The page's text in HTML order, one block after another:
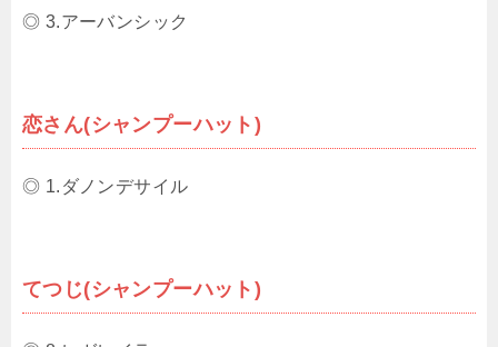
◎ 3.アーバンシック
恋さん(シャンプーハット)
◎ 1.ダノンデサイル
てつじ(シャンプーハット)